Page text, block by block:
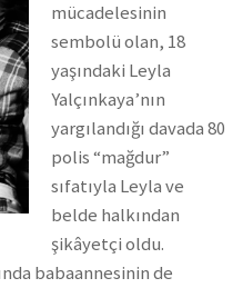
mücadelesinin
sembolü olan, 18
yaşındaki Leyla
Yalçınkaya’nın
yargılandığı davada 80
polis “mağdur”
sıfatıyla Leyla ve
belde halkından
şikâyetçi oldu.
babaannesinin de